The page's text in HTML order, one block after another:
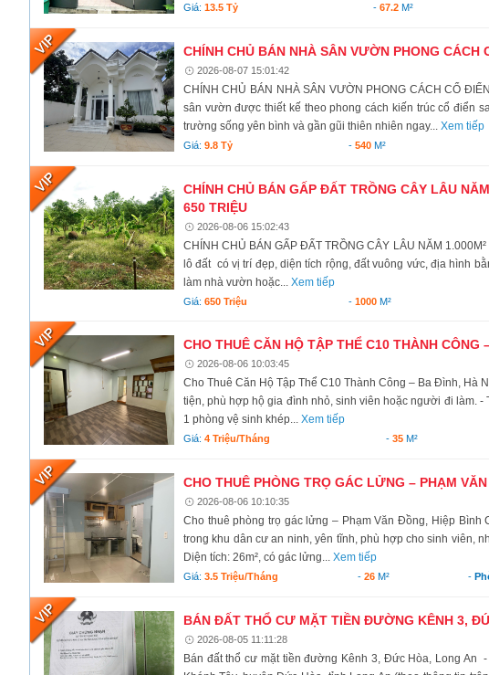
Giá: 13.5 Tỷ - 67.2M²
CHÍNH CHỦ BÁN NHÀ SÂN VƯỜN PHONG CÁCH
2026-08-07 15:01:42
CHÍNH CHỦ BÁN NHÀ SÂN VƯỜN PHONG CÁCH CỔ
sân vườn được thiết kế theo phong cách kiến trúc cổ điển
trường sống yên bình và gần gũi thiên nhiên ngay... Xem tiếp
Giá: 9.8 Tỷ - 540M²
CHÍNH CHỦ BÁN GẤP ĐẤT TRỒNG CÂY LÂU
650 TRIỆU
2026-08-06 15:02:43
CHÍNH CHỦ BÁN GẤP ĐẤT TRỒNG CÂY LÂU NĂM
lô đất có vị trí đẹp, diện tích rộng, đất vuông vức, địa hình
làm nhà vườn hoặc... Xem tiếp
Giá: 650 Triệu - 1000M²
CHO THUÊ CĂN HỘ TẬP THỂ C10 THÀNH CÔNG
2026-08-06 10:03:45
Cho Thuê Căn Hộ Tập Thể C10 Thành Công – Ba Đình, Hà
tiện, phù hợp hộ gia đình nhỏ, sinh viên hoặc người đi làm. -
1 phòng vệ sinh khép... Xem tiếp
Giá: 4 Triệu/tháng - 35M²
CHO THUÊ PHÒNG TRỌ GÁC LỬNG – PHẠM
2026-08-06 10:10:35
Cho thuê phòng trọ gác lửng – Phạm Văn Đồng, Hiệp
trong khu dân cư an ninh, yên tĩnh, phù hợp cho sinh viên,
Diện tích: 26m², có gác lửng... Xem tiếp
Giá: 3.5 Triệu/tháng - 26M² -
BÁN ĐẤT THỔ CƯ MẶT TIỀN ĐƯỜNG KÊNH 3,
2026-08-05 11:11:28
Bán đất thổ cư mặt tiền đường Kênh 3, Đức Hòa, Long An